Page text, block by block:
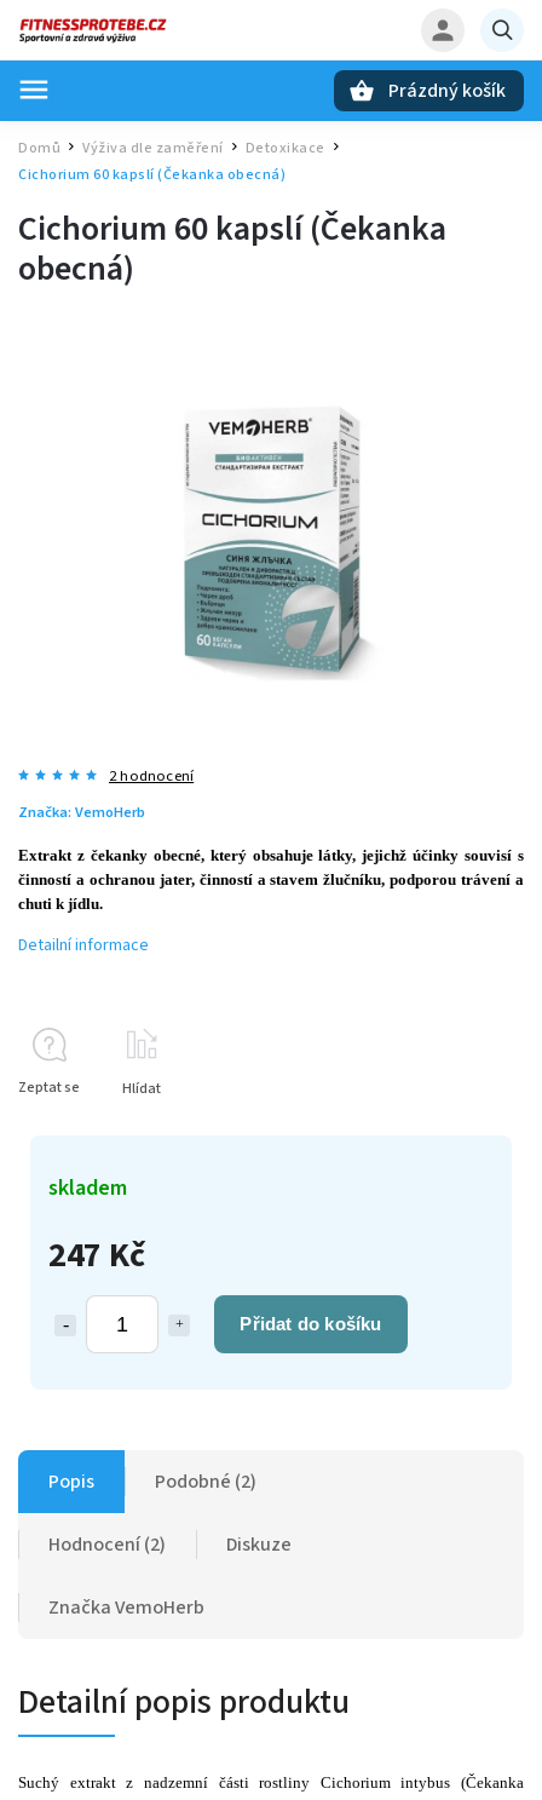
Prázdný košík
Domů / Výživa dle zaměření Detoxikace
Cichorium 60 kapslí (Čekanka obecná)
Cichorium 60 kapslí (Čekanka
obecná)
2 hodnocení
Značka: VemoHerb
247 Kč
Přidat do košíku
skladem
Extrakt z čekanky obecné, který obsahuje látky, jejichž účinky souvisí s
činností a ochranou jater, činností a stavem žlučníku, podporou trávení a
chuti k jídlu.
Detailní informace
Zeptat se Hlídat
Popis Podobné (2)
Hodnocení (2) Diskuze
ZnačkaVemoHerb
Detailní popis produktu
Suchý extrakt z nadzemní části rostliny Cichorium intybus (Čekanka